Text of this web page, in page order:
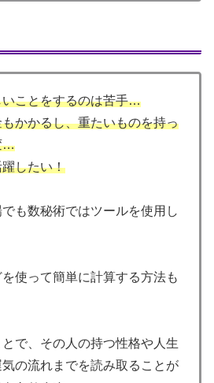
いことをするのは苦手…
かかるし、重たいものを持っ
…
したい！
も数秘術ではツールを使用し
使って簡単に計算する方法も
で、その人の持つ性格や人生
の流れまでを読み取ることが